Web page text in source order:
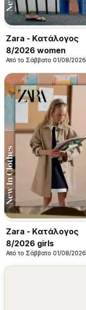
Zara - Kατάλογος
8/2026 women
Από το Σάββατο 01/08/2026
Zara - Kατάλογος
8/2026 girls
Από το Σάββατο 01/08/2026